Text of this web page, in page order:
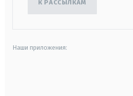
К РАССЫЛКАМ
Наши приложения: